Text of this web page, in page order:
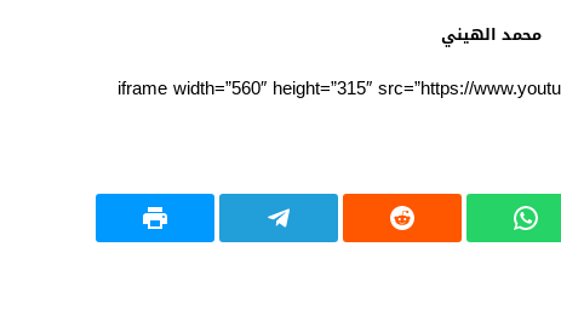
محمد الهيني
<iframe width=”560″ height=”315″ src=”https://